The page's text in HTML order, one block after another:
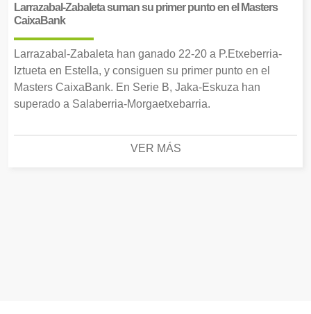
Larrazabal-Zabaleta suman su primer punto en el Masters
CaixaBank
Larrazabal-Zabaleta han ganado 22-20 a P.Etxeberria-
Iztueta en Estella, y consiguen su primer punto en el
Masters CaixaBank. En Serie B, Jaka-Eskuza han
superado a Salaberria-Morgaetxebarria.
VER MÁS